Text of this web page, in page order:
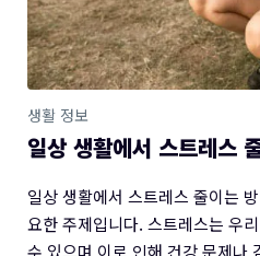
생활 정보
일상 생활에서 스트레스
일상 생활에서 스트레스 줄이는
요한 주제입니다. 스트레스는 우
수 있으며 이로 인해 건강 문제나